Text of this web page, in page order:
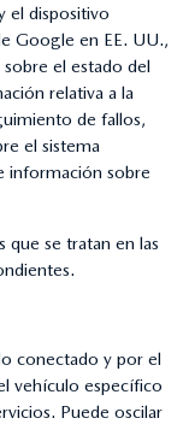
el dispositivo
Google en EE. UU.,
el estado del
relativa a la
de fallos,
el sistema
información sobre
que se tratan en las
conectado y por el
vehículo específico
Puede oscilar